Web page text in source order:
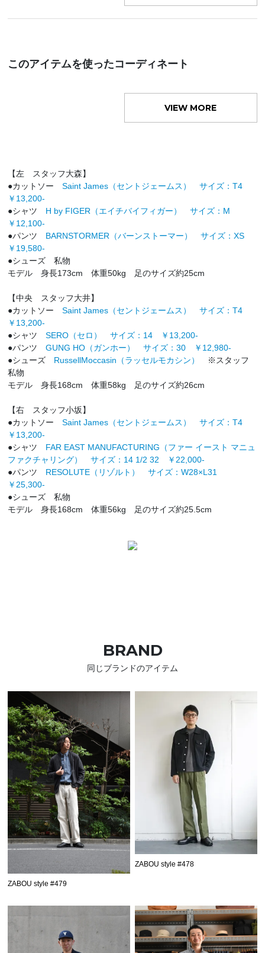
このアイテムを使ったコーディネート
VIEW MORE
【左 スタッフ大森】
●カットソーSaint James（セントジェームス） サイズ：T4
￥13,200-
●シャツ H by FIGER（エイチバイフィガー） サイズ：M
￥12,100-
●パンツ BARNSTORMER（バーンストーマー） サイズ：XS
￥19,580-
●シューズ 私物
モデル 身長173cm 体重50kg 足のサイズ約25cm
【中央 スタッフ大井】
●カットソーSaint James（セントジェームス） サイズ：T4
￥13,200-
●シャツSERO（セロ） サイズ：14 ￥13,200-
●パンツGUNG HO（ガンホー） サイズ：30 ￥12,980-
●シューズ RussellMoccasin（ラッセルモカシン）
※スタッフ
私物
モデル 身長168cm 体重58kg 足のサイズ約26cm
【右 スタッフ小坂】
●カットソーSaint James（セントジェームス） サイズ：T4
￥13,200-
●シャツ FAR EAST MANUFACTURING（ファー イースト マニュ
ファクチャリング） サイズ：14 1/2 32 ￥22,000-
●パンツ RESOLUTE（リゾルト） サイズ：W28×L31
￥25,300-
●シューズ 私物
モデル 身長168cm 体重56kg 足のサイズ約25.5cm
BRAND
同じブランドのアイテム
ZABOU style #479
ZABOU style #478